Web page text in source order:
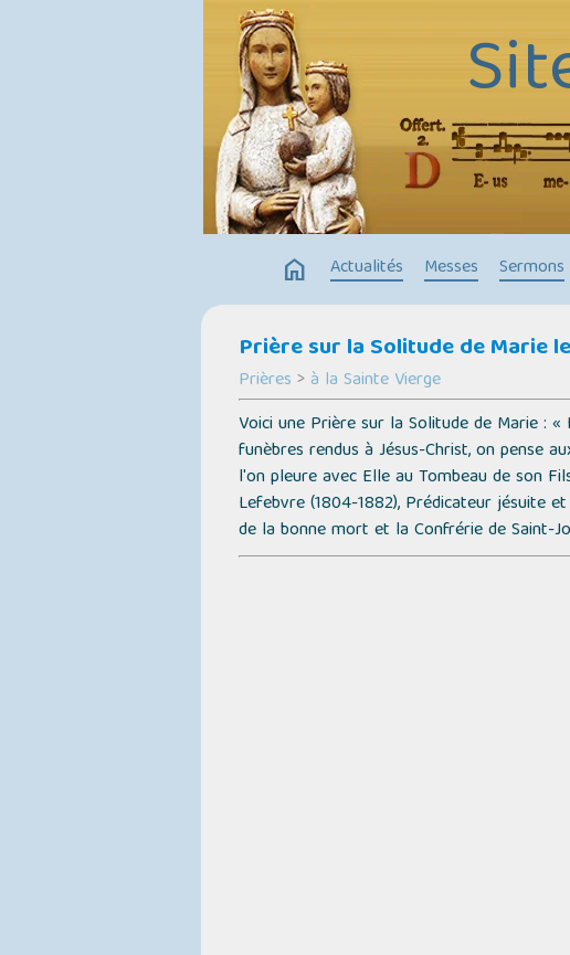
home Actualités Messes Sermons
Prière sur la Solitude de Marie
Prières > à la Sainte Vierge
Voici une Prière sur la Solitude de Marie : «
funèbres rendus à Jésus-Christ, on pense
l'on pleure avec Elle au Tombeau de son
Lefebvre (1804-1882), Prédicateur jésuite
de la bonne mort et la Confrérie de Saint-